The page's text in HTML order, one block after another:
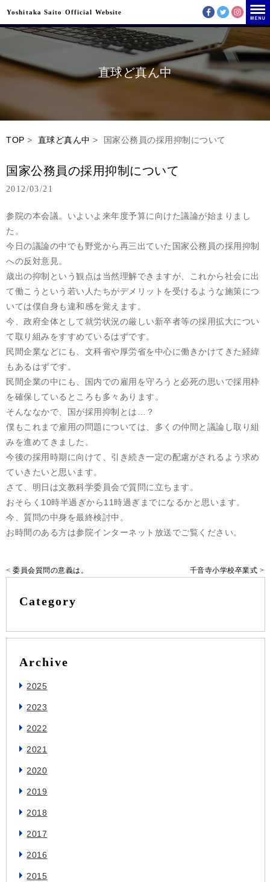
Yoshitaka Saito Official Website
直球ど真ん中
TOP > 直球ど真ん中 > 国家公務員の採用抑制について
国家公務員の採用抑制について
2012/03/21
参院の本会議。いよいよ来年度予算に向けた議論が始まりまし
た。
今日の議論の中でも野党から再三出ていた国家公務員の採用抑制
への反対意見。
歳出の抑制という観点は当然理解できますが、これから社会に出
て働こうという若い人たちがデメリットを受けるような施策につ
いては僕自身も違和感を覚えます。
今、政府全体として就労状況の厳しい新卒者等の採用拡大につい
て取り組みをすすめているはずです。
民間企業などにも、文科省や厚労省を中心に働きかけてきた経緯
もあるはずです。
民間企業の中にも、国内での雇用を守ろうと必死の思いで採用枠
を確保しているところも多々あります。
そんななかで、国が採用抑制とは…？
僕もこれまで雇用の問題については、多くの仲間と議論し取り組
みを進めてきました。
今後の採用時期に向けて、引き続き一定の配慮がされるよう求め
ていきたいと思います。
さて、明日は文教科学委員会で質問に立ちます。
おそらく10時半過ぎから11時過ぎまでになるかと思います。
今、質問の中身を最終検討中。
お時間のある方は参院インターネット放送でご覧ください。
< 委員会質問の意義は。 千音寺小学校卒業式 >
Category
Archive
2025
2023
2022
2021
2020
2019
2018
2017
2016
2015